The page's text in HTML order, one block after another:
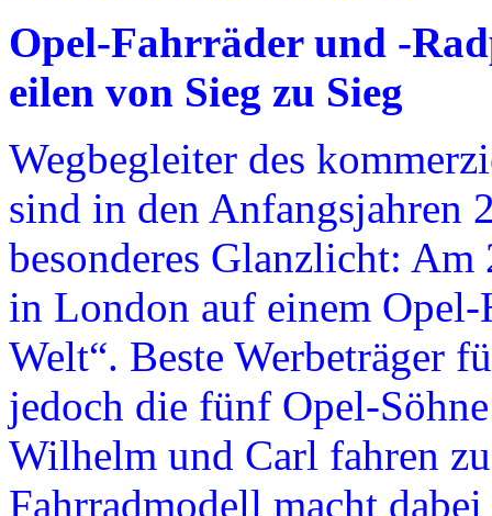
Opel-Fahrräder und -
eilen von Sieg zu Sieg
Wegbegleiter des
sind in den Anfangsjahren
besonderes Glanzlicht:
in London auf einem
Welt“. Beste Werbeträger
jedoch die fünf Opel-
Wilhelm und Carl fahren
Fahrradmodell macht